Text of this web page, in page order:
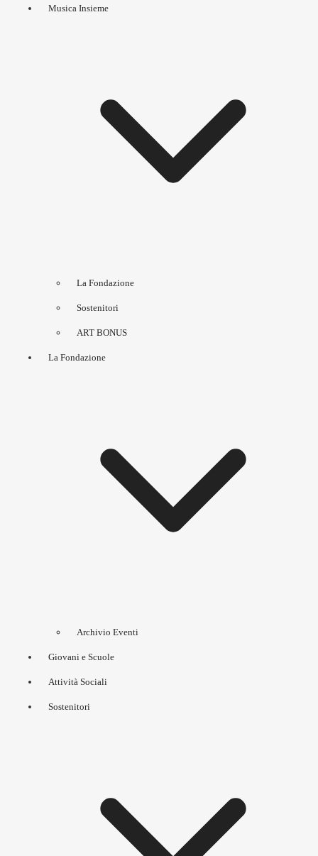
Musica Insieme
La Fondazione
Sostenitori
ART BONUS
La Fondazione
Archivio Eventi
Giovani e Scuole
Attività Sociali
Sostenitori